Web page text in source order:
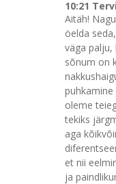
10:21
Aitäh!
öelda
väga palju,
sõnum on
oleme
tekiks
aga
et nii
ja